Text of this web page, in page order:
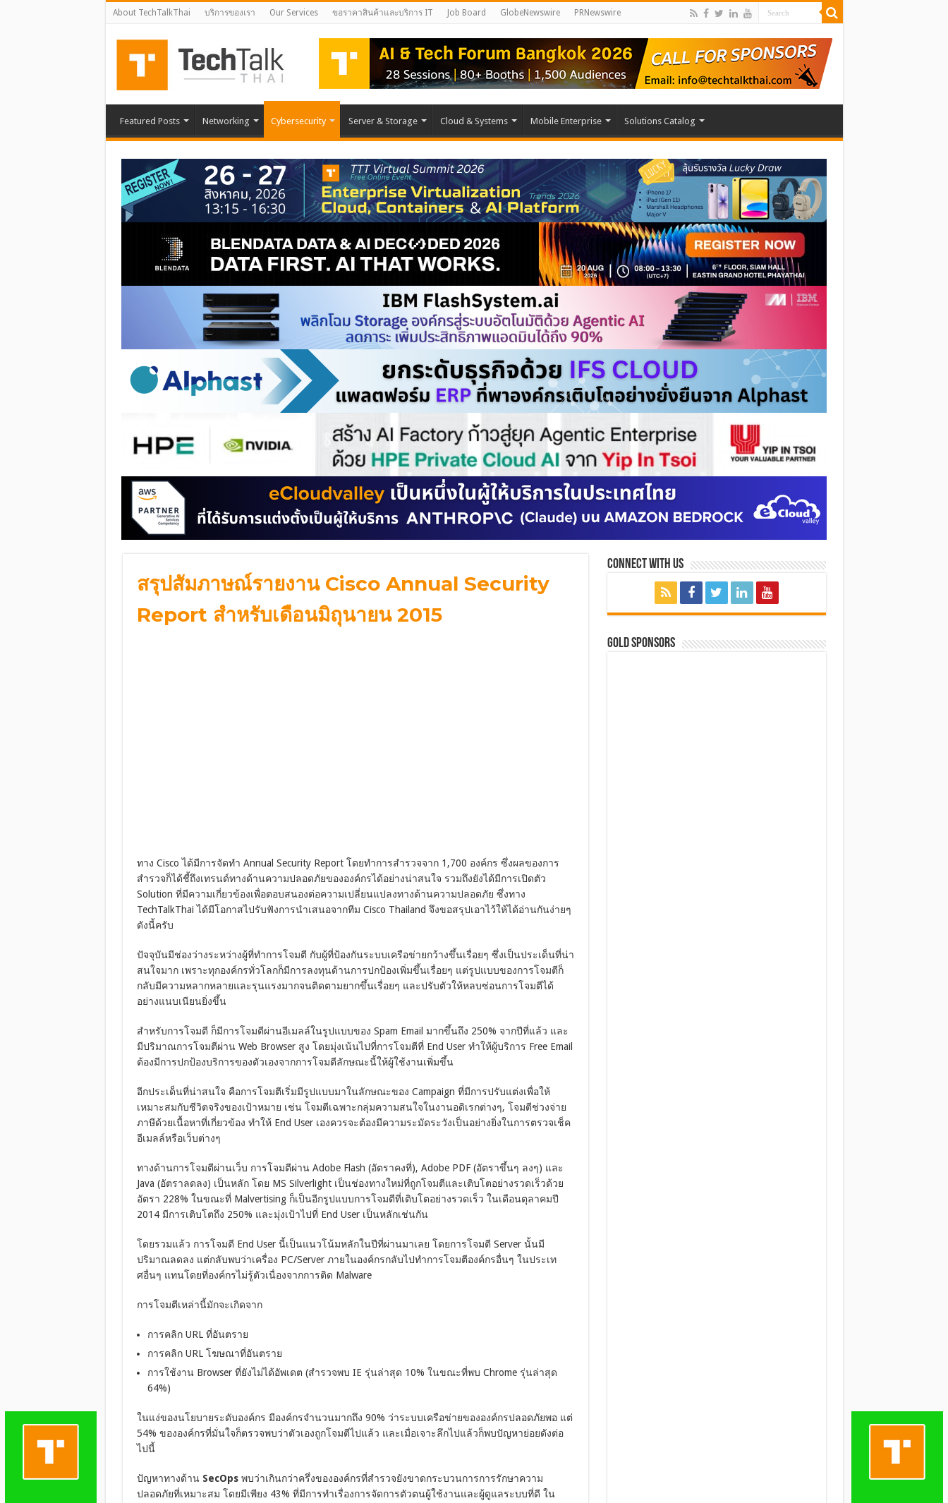
About TechTalkThai บริการของเรา Our Services ขอราคาสินค้าและบริการ IT Job Board GlobeNewswire PRNewswire
Featured Posts Networking Cybersecurity Server & Storage Cloud & Systems Mobile Enterprise Solutions Catalog
สรุปสัมภาษณ์รายงาน Cisco Annual Security
Report สำหรับเดือนมิถุนายน 2015
ทาง Cisco ได้มีการจัดทำ Annual Security Report โดยทำการสำรวจจาก 1,700 องค์กร ซึ่งผลของการ
สำรวจก็ได้ชี้ถึงเทรนด์ทางด้านความปลอดภัยขององค์กรได้อย่างน่าสนใจ รวมถึงยังได้มีการเปิดตัว
Solution ที่มีความเกี่ยวข้องเพื่อตอบสนองต่อความเปลี่ยนแปลงทางด้านความปลอดภัย ซึ่งทาง
TechTalkThai ได้มีโอกาสไปรับฟังการนำเสนอจากทีม Cisco Thailand จึงขอสรุปเอาไว้ให้ได้อ่านกันง่ายๆ
ดังนี้ครับ
ปัจจุบันมีช่องว่างระหว่างผู้ที่ทำการโจมตี กับผู้ที่ป้องกันระบบเครือข่ายกว้างขึ้นเรื่อยๆ ซึ่งเป็นประเด็นที่น่า
สนใจมาก เพราะทุกองค์กรทั่วโลกก็มีการลงทุนด้านการปกป้องเพิ่มขึ้นเรื่อยๆ แต่รูปแบบของการโจมตีก็
กลับมีความหลากหลายและรุนแรงมากจนติดตามยากขึ้นเรื่อยๆ และปรับตัวให้หลบซ่อนการโจมตีได้
อย่างแนบเนียนยิ่งขึ้น
สำหรับการโจมตี ก็มีการโจมตีผ่านอีเมลล์ในรูปแบบของ Spam Email มากขึ้นถึง 250% จากปีที่แล้ว และ
มีปริมาณการโจมตีผ่าน Web Browser สูง โดยมุ่งเน้นไปที่การโจมตีที่ End User ทำให้ผู้บริการ Free Email
ต้องมีการปกป้องบริการของตัวเองจากการโจมตีลักษณะนี้ให้ผู้ใช้งานเพิ่มขึ้น
อีกประเด็นที่น่าสนใจ คือการโจมตีเริ่มมีรูปแบบมาในลักษณะของ Campaign ที่มีการปรับแต่งเพื่อให้
เหมาะสมกับชีวิตจริงของเป้าหมาย เช่น โจมตีเฉพาะกลุ่มความสนใจในงานอดิเรกต่างๆ, โจมตีช่วงจ่าย
ภาษีด้วยเนื้อหาที่เกี่ยวข้อง ทำให้ End User เองควรจะต้องมีความระมัดระวังเป็นอย่างยิ่งในการตรวจเช็ค
อีเมลล์หรือเว็บต่างๆ
ทางด้านการโจมตีผ่านเว็บ การโจมตีผ่าน Adobe Flash (อัตราคงที่), Adobe PDF (อัตราขึ้นๆ ลงๆ) และ
Java (อัตราลดลง) เป็นหลัก โดย MS Silverlight เป็นช่องทางใหม่ที่ถูกโจมตีและเติบโตอย่างรวดเร็วด้วย
อัตรา 228% ในขณะที่ Malvertising ก็เป็นอีกรูปแบบการโจมตีที่เติบโตอย่างรวดเร็ว ในเดือนตุลาคมปี
2014 มีการเติบโตถึง 250% และมุ่งเป้าไปที่ End User เป็นหลักเช่นกัน
โดยรวมแล้ว การโจมตี End User นี้เป็นแนวโน้มหลักในปีที่ผ่านมาเลย โดยการโจมตี Server นั้นมี
ปริมาณลดลง แต่กลับพบว่าเครื่อง PC/Server ภายในองค์กรกลับไปทำการโจมตีองค์กรอื่นๆ ในประเท
ศอื่นๆ แทนโดยที่องค์กรไม่รู้ตัวเนื่องจากการติด Malware
การโจมตีเหล่านี้มักจะเกิดจาก
การคลิก URL ที่อันตราย
การคลิก URL โฆษณาที่อันตราย
การใช้งาน Browser ที่ยังไม่ได้อัพเดต (สำรวจพบ IE รุ่นล่าสุด 10% ในขณะที่พบ Chrome รุ่นล่าสุด
64%)
ในแง่ของนโยบายระดับองค์กร มีองค์กรจำนวนมากถึง 90% ว่าระบบเครือข่ายขององค์กรปลอดภัยพอ แต่
54% ขององค์กรที่มั่นใจก็ตรวจพบว่าตัวเองถูกโจมตีไปแล้ว และเมื่อเจาะลึกไปแล้วก็พบปัญหาย่อยดังต่อ
ไปนี้
ปัญหาทางด้าน SecOpsพบว่าเกินกว่าครึ่งขององค์กรที่สำรวจยังขาดกระบวนการการรักษาความ
ปลอดภัยที่เหมาะสม โดยมีเพียง 43% ที่มีการทำเรื่องการจัดการตัวตนผู้ใช้งานและผู้ดูแลระบบที่ดี ใน
Connect with Us
GOLD SPONSORS